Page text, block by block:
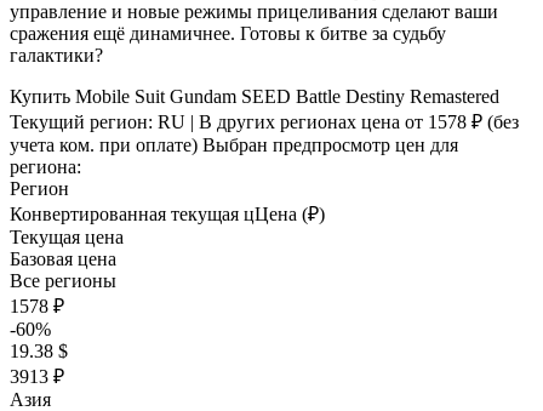
управление и новые режимы прицеливания сделают ваши
сражения ещё динамичнее. Готовы к битве за судьбу
галактики?
Купить Mobile Suit Gundam SEED Battle Destiny Remastered
Текущий регион: RU | В других регионах цена от 1578 ₽ (без
учета ком. при оплате) Выбран предпросмотр цен для
региона:
Регион
Конвертированная текущая цЦена (₽)
Текущая цена
Базовая цена
Все регионы
1578 ₽
-60%
19.38 $
3913 ₽
Азия